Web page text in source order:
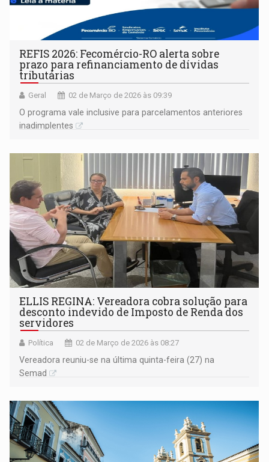
REFIS 2026: Fecomércio-RO alerta sobre
prazo para refinanciamento de dívidas
tributárias
Geral 02 de Março de 2026 às 09:39
O programa vale inclusive para parcelamentos anteriores
inadimplentes
ELLIS REGINA: Vereadora cobra solução para
desconto indevido de Imposto de Renda dos
servidores
Política 02 de Março de 2026 às 08:27
Vereadora reuniu-se na última quinta-feira (27) na
Semad